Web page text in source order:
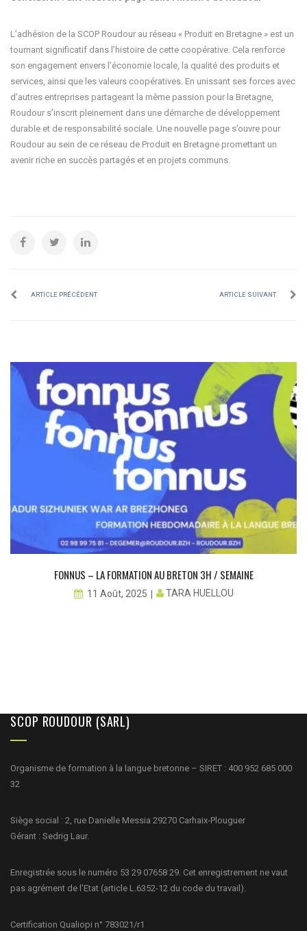
L’adhésion de la SCOP Roudour au réseau « Produit en Bretagne » est un
tournant significatif dans l’histoire de cette coopérative. Cela renforce
son engagement envers l’économie locale, la qualité des produits et
services, ainsi que les valeurs coopératives. En unissant ses forces avec
d’autres entreprises partageant la même passion pour la Bretagne,
Roudour s’inscrit pleinement dans une démarche de développement
durable et de responsabilité sociale. Une nouvelle page s’ouvre pour
Roudour au sein de ce réseau de Produit en Bretagne promettant un
avenir riche en succès partagés et en projets communs.
ARTICLE PRÉCÉDENT ARTICLE SUIVANT
FONNUS – LA FORMATION AU BRETON 3H / SEMAINE
11 Août, 2025 TARA HUELLOU
SCOP ROUDOUR (SARL)
Organisme de formation à la langue bretonne – SIRET : 400 952 685 000
32
Siège social : 2, rue Danielle Messia 29270 Carhaix-Plouguer
Gérant : Sedrig Laur.
Enregistrée sous le numéro 53 29 07658 29. Cet enregistrement ne vaut
pas agrément de l’Etat (article L.6352-12 du code du travail).
Certification Qualiopi n° 783021/r1